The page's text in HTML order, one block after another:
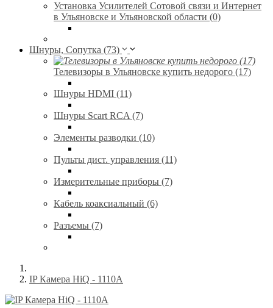
Установка Усилителей Сотовой связи и Интернет
в Ульяновске и Ульяновской области (0)
Шнуры, Сопутка (73)
Телевизоры в Ульяновске купить недорого (17)
Шнуры HDMI (11)
Шнуры Scart RCA (7)
Элементы разводки (10)
Пульты дист. управления (11)
Измерительные приборы (7)
Кабель коаксиальный (6)
Разъемы (7)
IP Камера HiQ - 1110A